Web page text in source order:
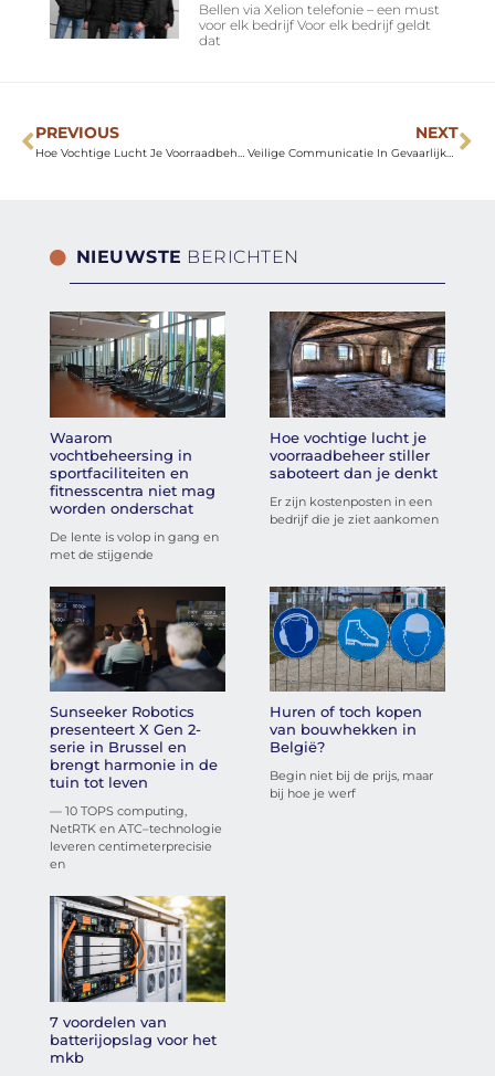
Bellen via Xelion telefonie – een must
voor elk bedrijf Voor elk bedrijf geldt
dat
PREVIOUS
Hoe Vochtige Lucht Je Voorraadbeheer Stiller Saboteert Dan Je Denkt
NEXT
Veilige Communicatie In Gevaarlijke Werkomgevingen: Waarom Het Geen Bijzaak Is
NIEUWSTE BERICHTEN
Waarom
vochtbeheersing in
sportfaciliteiten en
fitnesscentra niet mag
worden onderschat
De lente is volop in gang en
met de stijgende
Hoe vochtige lucht je
voorraadbeheer stiller
saboteert dan je denkt
Er zijn kostenposten in een
bedrijf die je ziet aankomen
Sunseeker Robotics
presenteert X Gen 2-
serie in Brussel en
brengt harmonie in de
tuin tot leven
— 10 TOPS computing,
NetRTK en ATC–technologie
leveren centimeterprecisie
en
Huren of toch kopen
van bouwhekken in
België?
Begin niet bij de prijs, maar
bij hoe je werf
7 voordelen van
batterijopslag voor het
mkb